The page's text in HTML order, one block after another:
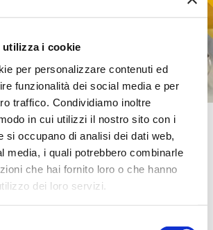
i cookie
per personalizzare contenuti ed
funzionalità dei social media e per
traffico. Condividiamo inoltre
in cui utilizzi il nostro sito con i
si occupano di analisi dei dati web,
media, i quali potrebbero combinarle
che hai fornito loro o che hanno
dei loro servizi.
il cervello?
un cervello in cartoncino cercando di